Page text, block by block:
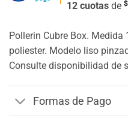
de clientes
era:
es:
12 cuotas de $
Pollerin Cubre Box.
poliester. Modelo liso
Consulte disponibilidad de
Formas de Pago